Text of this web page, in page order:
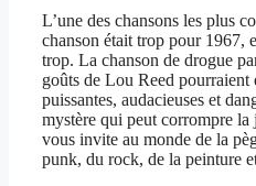
L’une des chansons les plus
chanson était trop pour 1967,
trop. La chanson de drogue
goûts de Lou Reed pourraient
puissantes, audacieuses et
mystère qui peut corrompre la
vous invite au monde de la
punk, du rock, de la peinture